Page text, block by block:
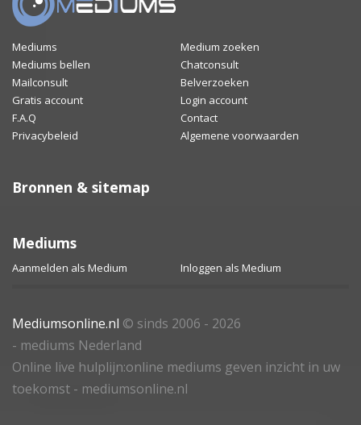
Mediums
Medium zoeken
Mediums bellen
Chatconsult
Mailconsult
Belverzoeken
Gratis account
Login account
F.A.Q
Contact
Privacybeleid
Algemene voorwaarden
Bronnen & sitemap
Mediums
Aanmelden als Medium Inloggen als Medium
Mediumsonline.nl © sinds 2006 - 2026
- mediums Nederland
Online live hulplijn:online mediums geven inzicht in uw
toekomst - mediumsonline.nl